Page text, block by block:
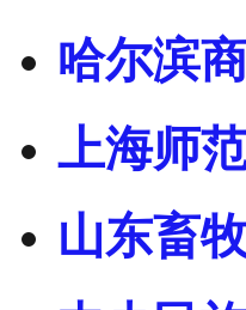
哈尔滨
上海师
山东畜